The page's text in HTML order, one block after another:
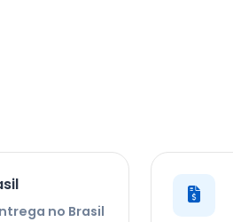
no Brasil